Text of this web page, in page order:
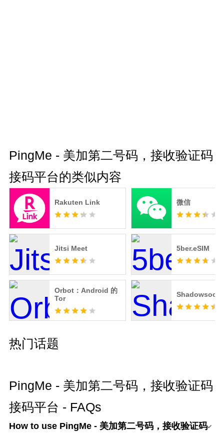
PingMe - 美加第二号码，接收验证码
接码平台的类似内容
Rakuten Link 微信
Jitsi Meet 5ber.eSIM
Orbot：Android 的
Tor
Shadowsocks
热门话题
PingMe - 美加第二号码，接收验证码
接码平台 - FAQs
How to use PingMe - 美加第二号码，接收验证码